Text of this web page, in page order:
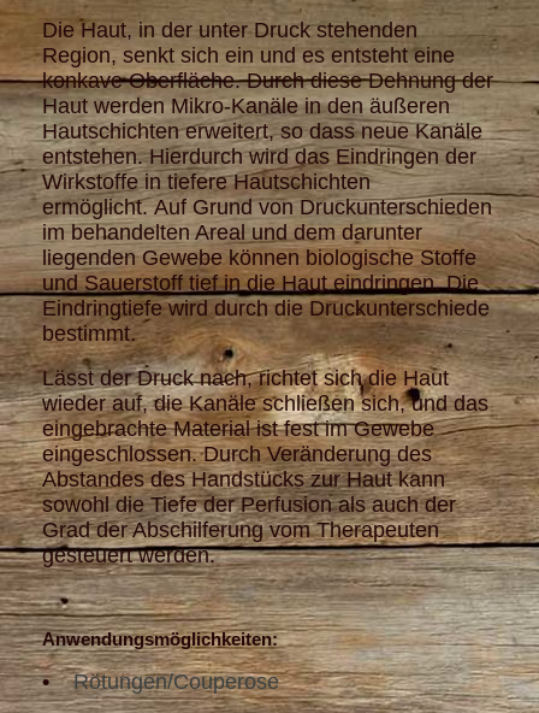
Die Haut, in der unter Druck stehenden
Region, senkt sich ein und es entsteht eine
konkave Oberfläche. Durch diese Dehnung der
Haut werden Mikro-Kanäle in den äußeren
Hautschichten erweitert, so dass neue Kanäle
entstehen. Hierdurch wird das Eindringen der
Wirkstoffe in tiefere Hautschichten
ermöglicht. Auf Grund von Druckunterschieden
im behandelten Areal und dem darunter
liegenden Gewebe können biologische Stoffe
und Sauerstoff tief in die Haut eindringen. Die
Eindringtiefe wird durch die Druckunterschiede
bestimmt.
Lässt der Druck nach, richtet sich die Haut
wieder auf, die Kanäle schließen sich, und das
eingebrachte Material ist fest im Gewebe
eingeschlossen. Durch Veränderung des
Abstandes des Handstücks zur Haut kann
sowohl die Tiefe der Perfusion als auch der
Grad der Abschilferung vom Therapeuten
gesteuert werden.
Anwendungsmöglichkeiten:
•Rötungen/Couperose